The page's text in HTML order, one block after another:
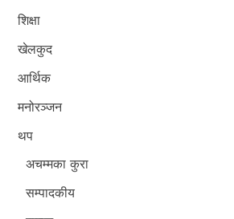
शिक्षा
खेलकुद
आर्थिक
मनोरञ्जन
थप
अचम्मका कुरा
सम्पादकीय